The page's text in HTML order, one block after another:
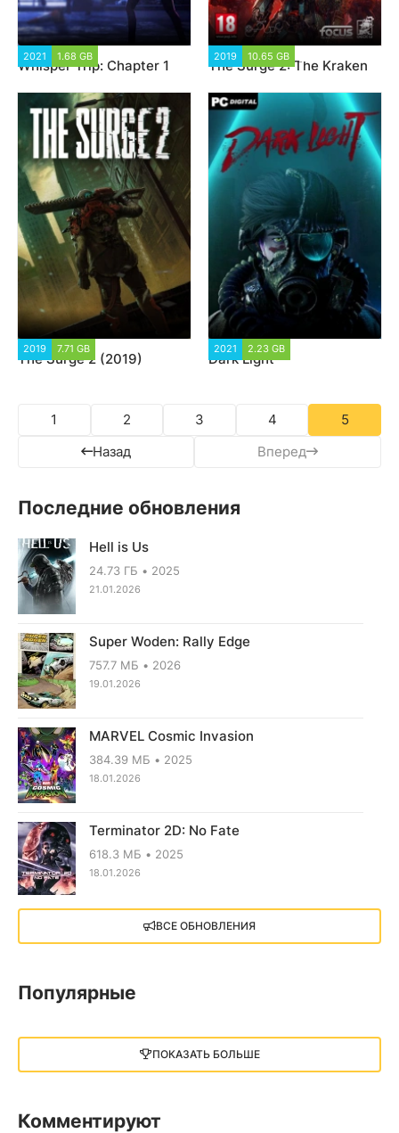
2021 1.68 GB
Whisper Trip: Chapter 1
2019 10.65 GB
The Surge 2: The Kraken
2019 7.71 GB
The Surge 2 (2019)
2021 2.23 GB
Dark Light
Назад
1 2 3 4
5
Вперед
Последние обновления
Hell is Us
24.73 ГБ 2025
21.01.2026
Super Woden: Rally Edge
757.7 МБ 2026
19.01.2026
MARVEL Cosmic Invasion
384.39 МБ 2025
18.01.2026
Terminator 2D: No Fate
618.3 МБ 2025
18.01.2026
X4: Foundations (2018)
13.73 GB 2018
13 ГБ 2025
illWill
ВСЕ ОБНОВЛЕНИЯ
Популярные
ПОКАЗАТЬ БОЛЬШЕ
Комментируют